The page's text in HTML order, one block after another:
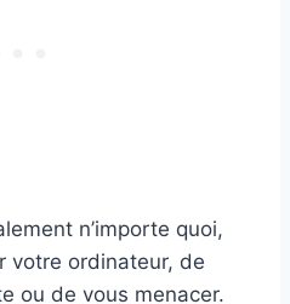
n’importe quoi,
votre ordinateur, de
ou de vous menacer.